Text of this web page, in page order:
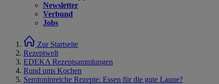
Newsletter
Verbund
Jobs
Zur Startseite
Rezeptwelt
EDEKA Rezeptsammlungen
Rund ums Kochen
Serotoninreiche Rezepte: Essen für die gute Laune?